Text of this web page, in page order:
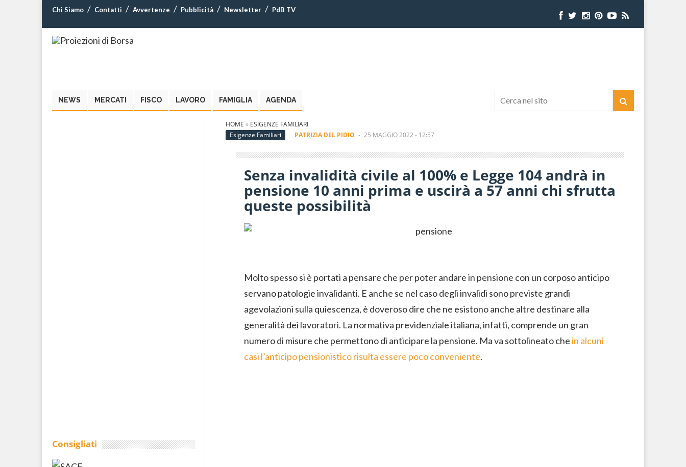
Chi Siamo Contatti Avvertenze Pubblicità Newsletter PdB TV
NEWS MERCATI FISCO LAVORO FAMIGLIA AGENDA
HOME » ESIGENZE FAMILIARI
Esigenze Familiari
PATRIZIA DEL PIDIO - 25 MAGGIO 2022 - 12:57
Senza invalidità civile al 100% e Legge 104 andrà in
pensione 10 anni prima e uscirà a 57 anni chi sfrutta
queste possibilità
Molto spesso si è portati a pensare che per poter andare in pensione con un corposo anticipo
servano patologie invalidanti. E anche se nel caso degli invalidi sono previste grandi
agevolazioni sulla quiescenza, è doveroso dire che ne esistono anche altre destinare alla
generalità dei lavoratori. La normativa previdenziale italiana, infatti, comprende un gran
numero di misure che permettono di anticipare la pensione. Ma va sottolineato chein alcuni
casi l’anticipo pensionistico risulta essere poco conveniente.
Consigliati